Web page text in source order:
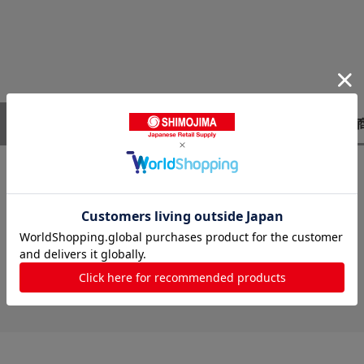
レビューはありません。